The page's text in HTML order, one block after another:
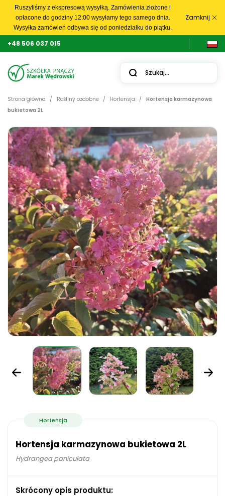
Ruszyliśmy z ekspresową wysyłką. Zamówienia złożone i
opłacone do godziny 12:00 wysyłamy tego samego dnia.
Wysyłka zamówień odbywa się od poniedziałku do piątku.
Zamknij
+48 506 037 015
Strona główna Rośliny ozdobne Hortensja
Hortensja karmazynowa
bukietowa 2L
Hortensja
Hortensja karmazynowa bukietowa 2L
Hydrangea paniculata
Skrócony opis produktu: